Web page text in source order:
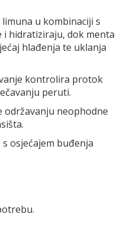
u kombinaciji s
i hidratiziraju, dok menta
hlađenja te uklanja
kontrolira protok
peruti.
održavanju neophodne
osjećajem buđenja